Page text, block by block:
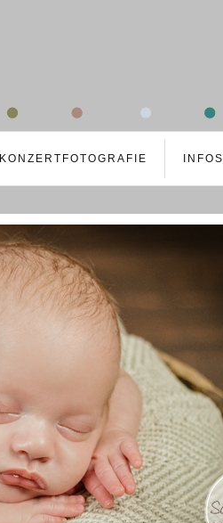
KONZERTFOTOGRAFIE INFOS